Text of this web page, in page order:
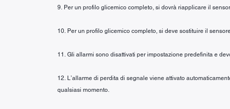
9. Per un profilo glicemico completo, si dovrà riapplicare il
10. Per un profilo glicemico completo, si deve sostituire il
11. Gli allarmi sono disattivati per impostazione predefinita e
12. L’allarme di perdita di segnale viene attivato
qualsiasi momento.